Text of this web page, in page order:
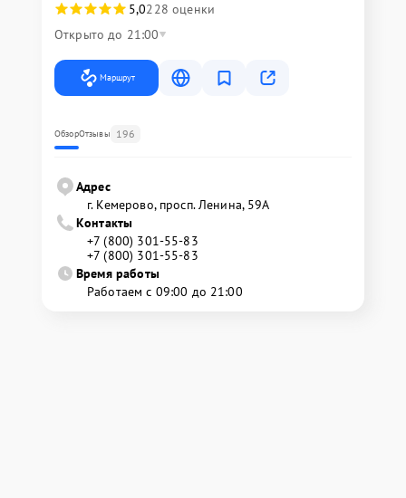
5,0228 оценки
Открыто до 21:00
Маршрут
ОбзорОтзывы 196
Адрес
г. Кемерово, просп. Ленина, 59А
Контакты
+7 (800) 301-55-83
+7 (800) 301-55-83
Время работы
Работаем с 09:00 до 21:00